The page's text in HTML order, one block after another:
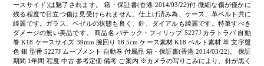
ースサイド)は魅了されます。 箱・保証書(香港 2014/03/22)付 微細な傷が僅かに
残る程度で目立つ傷は見受けられません。仕上げ済み為、ケース、革ベルト共に
綺麗です。ガラス、ベゼルの状態も良く、針、ダイアルも綺麗です。特筆すべき
ダメージの無い美品です。 商品名 パテック・フィリップ 5227J カラトラバ 自動
巻 K18 ケースサイズ 39mm 腕回り 18.5cm ケース素材 K18 ベルト素材 革 文字盤
色 銀 型番 5227J ムーブメント 自動巻 付属品 箱・保証書(香港 2014/03/22)。 保証
期間 1年間 程度 中古 参考定価 備考 ご案内 ※カメラの写りこみにより、針が黒く